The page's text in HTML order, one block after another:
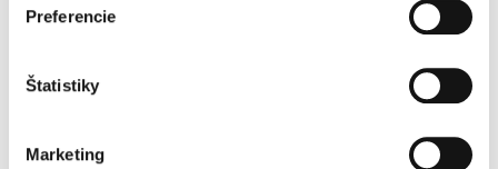
Preferencie
Štatistiky
Marketing
Marek Kordík ,a kol.
75,24 €
monografiu, ktorá prináša ucelený súbor